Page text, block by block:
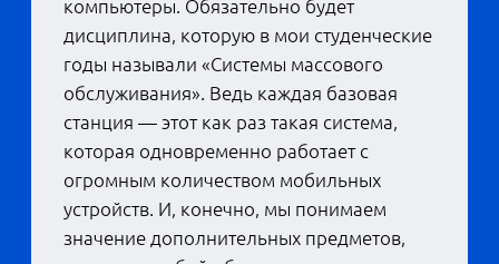
со словом «экономика» в названии
самое востребованное
направление... «Компьютерные
науки и инженерия»: здесь на
программах бакалавриата,
12 682 человека. На втором месте —
«Креативные индустрии» с 9328
обучающихся и только на третьем —
«Экономика» с 7902 студентами. По
статистике вуза, в 2023 году было на
86% больше выпускников программ
по компьютерным наукам и